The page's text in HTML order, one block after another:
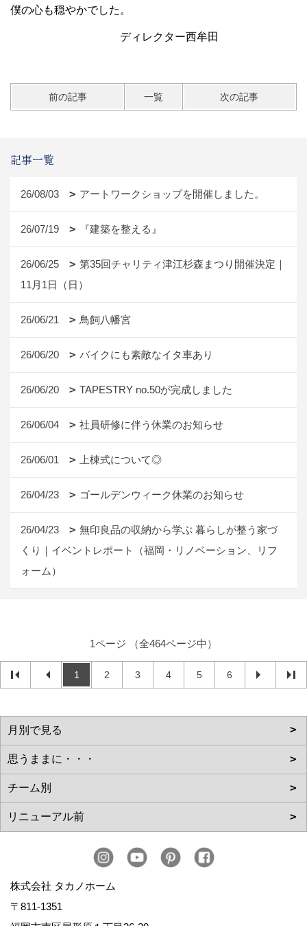
僕の心も穏やかでした。
ディレクター西牟田
前の記事 一覧 次の記事
記事一覧
26/08/03 アートワークショップを開催しました。
26/07/19 『建築を整える』
26/06/25
第35回チャリティ津江杉森まつり開催決定｜
11月1日（日）
26/06/21 鳥飼八幡宮
26/06/20 バイクにも素敵なイタ車あり
26/06/20 TAPESTRY no.50が完成しました
26/06/04 社員研修に伴う休業のお知らせ
26/06/01 上棟式について◎
26/04/23 ゴールデンウィーク休業のお知らせ
26/04/23
無印良品の収納から学ぶ 暮らしが整う家づ
くり｜イベントレポート（福岡・リノベーション、リフ
ォーム）
1ページ （全464ページ中）
1 2 3 4 5 6
株式会社 タカノホーム
〒811-1351